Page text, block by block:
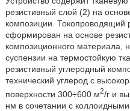
резистивный слой (2) на
композиции. Токопроводящий
сформирован на основе
композиционного материала,
суспензии на термостойкую
резистивный углеродный
технический углерод с
поверхности 300÷600 м2/г и
нм в сочетании с